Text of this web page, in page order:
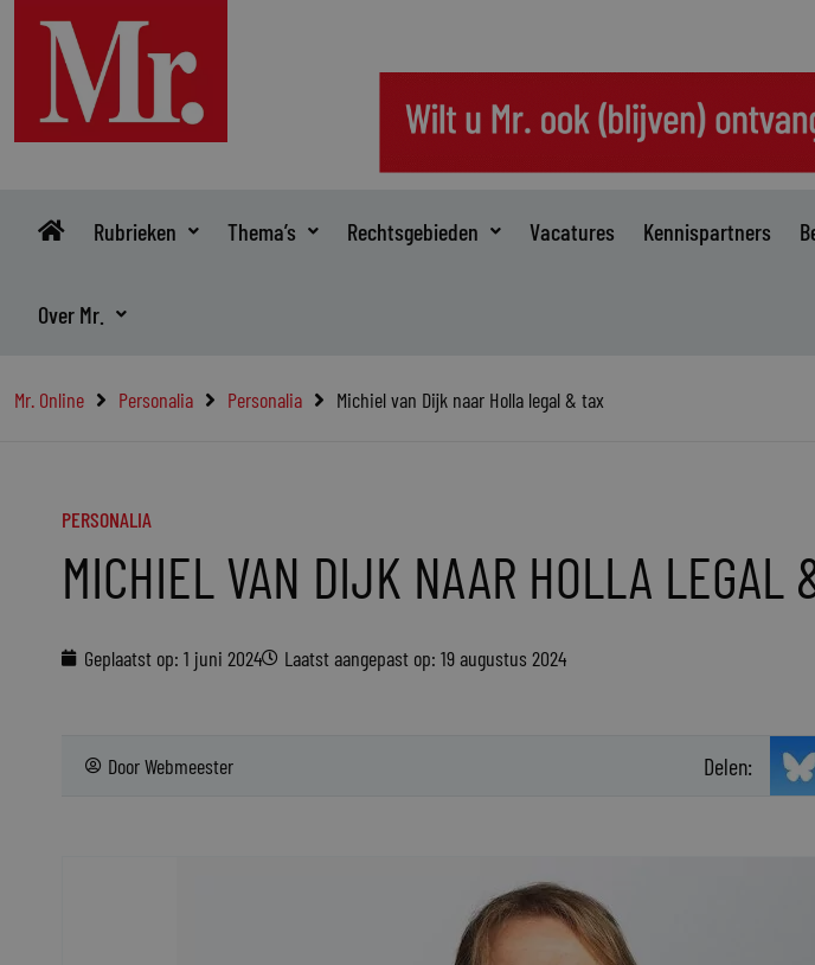
inhoud
Rubrieken Thema’s Rechtsgebieden Vacatures Kennispartners
Over Mr.
Mr. Online Personalia Personalia Michiel van Dijk naar Holla legal & tax
PERSONALIA
MICHIEL VAN DIJK NAAR HOLLA LEGAL
Geplaatst op: 1 juni 2024 Laatst aangepast op: 19 augustus 2024
DoorWebmeester Delen: